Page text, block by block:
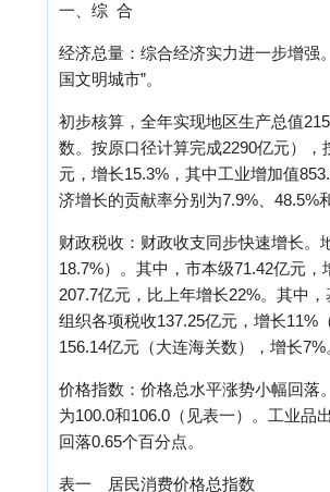
一、综 合
经济总量：综合经济实力进一步增强
国文明城市”。
初步核算，全年实现地区生产总值
数。按原口径计算完成2290亿元）
元，增长15.3%，其中工业增加值
济增长的贡献率分别为7.9%、48.5%
财政税收：财政收支同步快速增长。
18.7%）。其中，市本级71.42亿元
207.7亿元，比上年增长22%。其中
组织各项税收137.25亿元，增长11%
156.14亿元（大连海关数），增长7%
价格指数：价格总水平涨势小幅回落
为100.0和106.0（见表一）。工业品
回落0.65个百分点。
表一 居民消费价格总指数